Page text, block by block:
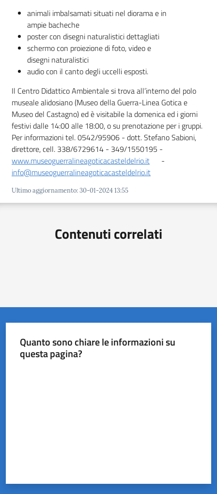
animali imbalsamati situati nel diorama e in
ampie bacheche
poster con disegni naturalistici dettagliati
schermo con proiezione di foto, video e
disegni naturalistici
audio con il canto degli uccelli esposti.
Il Centro Didattico Ambientale si trova all’interno del polo
museale alidosiano (Museo della Guerra-Linea Gotica e
Museo del Castagno) ed è visitabile la domenica ed i giorni
festivi dalle 14:00 alle 18:00, o su prenotazione per i gruppi.
Per informazioni tel. 0542/95906 - dott. Stefano Sabioni,
direttore, cell. 338/6729614 - 349/1550195 -
www.museoguerralineagoticacasteldelrio.it
-
info@museoguerralineagoticacasteldelrio.it
Ultimo aggiornamento:30-01-2024 13:55
Contenuti correlati
Quanto sono chiare le informazioni su
questa pagina?